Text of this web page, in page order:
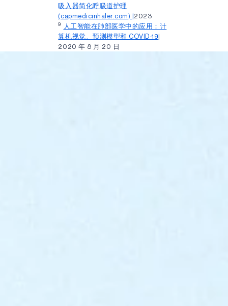
吸入器简化呼吸道护理
(capmedicinhaler.com) |2023
9
人工智能在肺部医学中的应用：计
算机视觉、预测模型和 COVID-19|
2020 年 8 月 20 日